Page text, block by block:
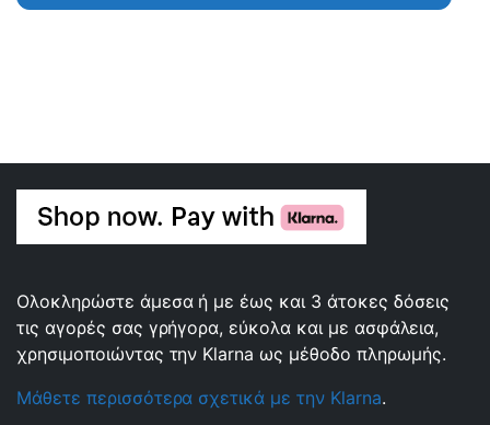
Ολοκληρώστε άμεσα ή με έως και 3 άτοκες δόσεις
τις αγορές σας γρήγορα, εύκολα και με ασφάλεια,
χρησιμοποιώντας την Klarna ως μέθοδο πληρωμής.
Μάθετε περισσότερα σχετικά με την Klarna.